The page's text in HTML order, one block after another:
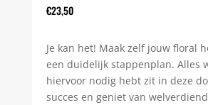
€23,50
Je kan het! Maak zelf jouw floral
een duidelijk stappenplan. Alles
hiervoor nodig hebt zit in deze
succes en geniet van